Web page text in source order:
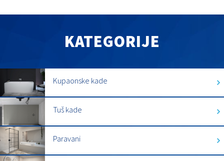
KATEGORIJE
Kupaonske kade
Tuš kade
Paravani